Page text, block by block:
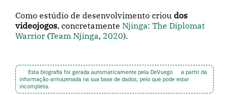
Como estúdio de desenvolvimento crioudos
videojogos, concretamenteNjinga: The Diplomat
Warrior (Team Njinga, 2020).
Esta biografia foi gerada automaticamente pela DeVuego
a partir da
informação armazenada na sua base de dados, pelo que pode estar
incompleta.